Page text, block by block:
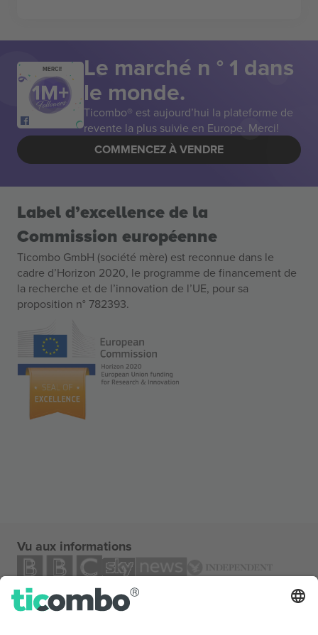
MERCI! Le marché n ° 1 dans
le monde.
Ticombo® est aujourd’hui la plateforme de
revente la plus suivie en Europe. Merci!
COMMENCEZ À VENDRE
Label d’excellence de la
Commission européenne
Ticombo GmbH (société mère) est reconnue dans le
cadre d’Horizon 2020, le programme de financement de
la recherche et de l’innovation de l’UE, pour sa
proposition n° 782393.
Vu aux informations